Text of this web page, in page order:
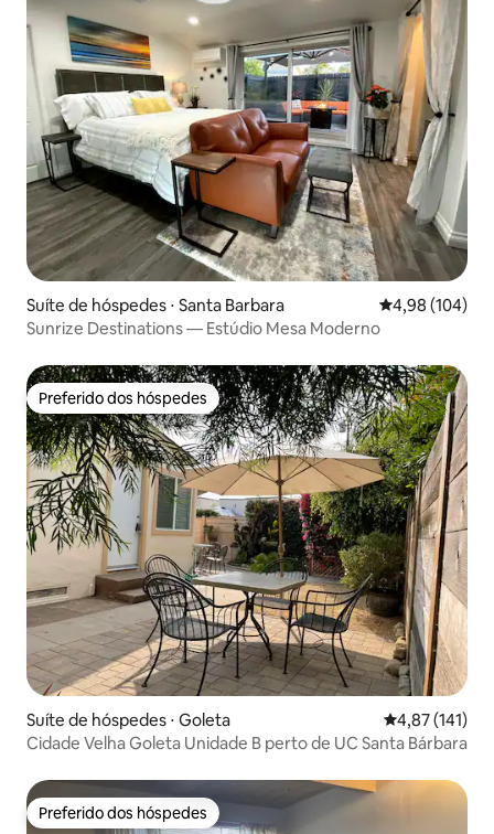
Suíte de hóspedes ⋅ Santa Barbara 4,98 de uma
4,98 (104)
Sunrize Destinations — Estúdio Mesa Moderno
Preferido dos hóspedes
Preferido dos hóspedes
Suíte de hóspedes ⋅ Goleta 4,87 de uma
4,87 (141)
Cidade Velha Goleta Unidade B perto de UC Santa Bárbara
Preferido dos hóspedes
Preferido dos hóspedes